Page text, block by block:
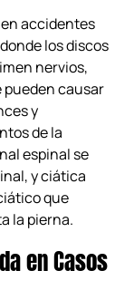
accidentes
los discos
nervios,
causar
y
de la
espinal se
y ciática
que
la pierna.
en Casos